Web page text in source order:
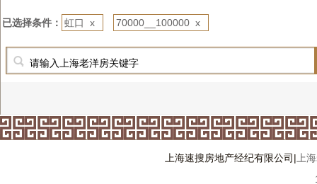
已选择条件： 虹口 x 70000__100000 x
上海速搜房地产经纪有限公司| 上